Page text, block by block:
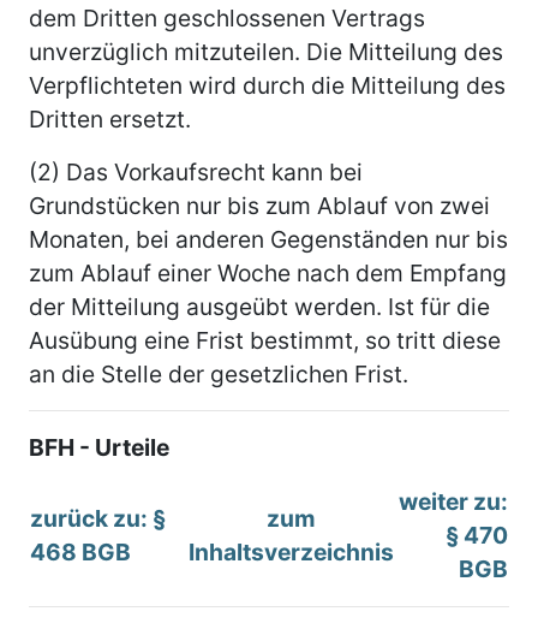
dem Dritten geschlossenen Vertrags
unverzüglich mitzuteilen. Die Mitteilung des
Verpflichteten wird durch die Mitteilung des
Dritten ersetzt.
(2) Das Vorkaufsrecht kann bei
Grundstücken nur bis zum Ablauf von zwei
Monaten, bei anderen Gegenständen nur bis
zum Ablauf einer Woche nach dem Empfang
der Mitteilung ausgeübt werden. Ist für die
Ausübung eine Frist bestimmt, so tritt diese
an die Stelle der gesetzlichen Frist.
BFH - Urteile
zurück zu: §
468 BGB
zum
Inhaltsverzeichnis
weiter zu:
§ 470
BGB